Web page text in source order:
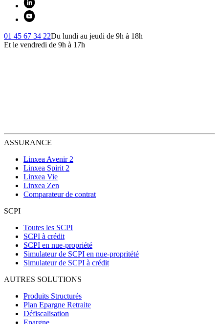
01 45 67 34 22Du lundi au jeudi de 9h à 18h
Et le vendredi de 9h à 17h
ASSURANCE
Linxea Avenir 2
Linxea Spirit 2
Linxea Vie
Linxea Zen
Comparateur de contrat
SCPI
Toutes les SCPI
SCPI à crédit
SCPI en nue-propriété
Simulateur de SCPI en nue-propritété
Simulateur de SCPI à crédit
AUTRES SOLUTIONS
Produits Structurés
Plan Epargne Retraite
Défiscalisation
Epargne